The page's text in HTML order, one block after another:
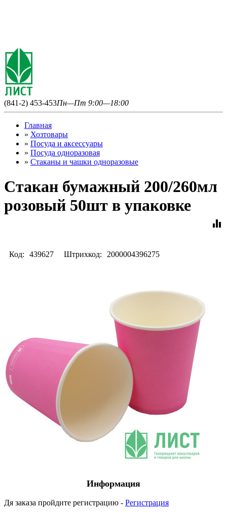
(841-2) 453-453Пн—Пт 9:00—18:00
Главная
» Хозтовары
» Посуда и аксессуары
» Посуда одноразовая
» Стаканы и чашки одноразовые
Стакан бумажный 200/260мл
розовый 50шт в упаковке
equalizer
Код: 439627 Штрихкод: 2000004396275
Информация
Дя заказа пройдите регистрацию - Регистрация